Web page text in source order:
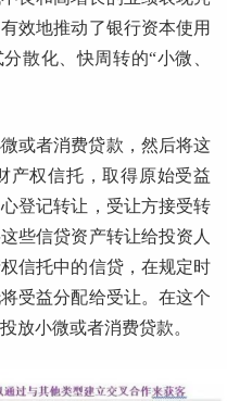
效地推动了银行资本使用
散化、快周转的“小微、
或者消费贷款，然后将这
产权信托，取得原始受益
登记转让，受让方接受转
些信贷资产转让给投资人
信托中的信贷，在规定时
受益分配给受让。在这个
放小微或者消费贷款。